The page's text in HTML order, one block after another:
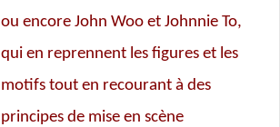
ou encore John Woo et Johnnie To,
qui en reprennent les figures et les
motifs tout en recourant à des
principes de mise en scène